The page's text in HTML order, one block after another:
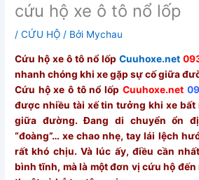
cứu hộ xe ô tô nổ lốp
/CỨU HỘ / Bởi Mychau
Cứu hộ xe ô tô nổ lốp Cuuhoxe.net
nhanh chóng khi xe gặp sự cố giữa
Cứu hộ xe ô tô nổ lốp Cuuhoxe.net
được nhiều tài xế tin tưởng khi xe bất
giữa đường. Đang di chuyển ổn
“đoàng”… xe chao nhẹ, tay lái lệch
rất khó chịu. Và lúc ấy, điều cần
bình tĩnh, mà là một đơn vị cứu hộ